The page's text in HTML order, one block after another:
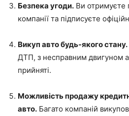
Безпека угоди. Ви отримуєте
компанії та підписуєте
Викуп авто будь-якого стану.
ДТП, з несправним двигуном
прийняті.
Можливість продажу
авто. Багато компаній